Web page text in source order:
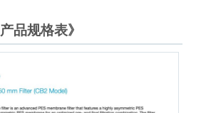
产品规格表》